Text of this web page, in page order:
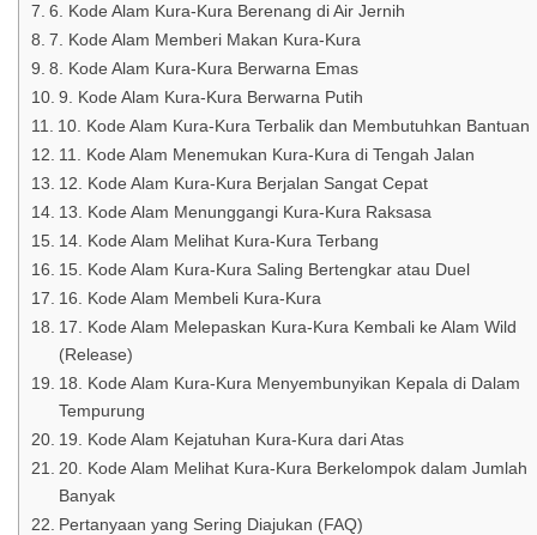
6. Kode Alam Kura-Kura Berenang di Air Jernih
7. Kode Alam Memberi Makan Kura-Kura
8. Kode Alam Kura-Kura Berwarna Emas
9. Kode Alam Kura-Kura Berwarna Putih
10. Kode Alam Kura-Kura Terbalik dan Membutuhkan Bantuan
11. Kode Alam Menemukan Kura-Kura di Tengah Jalan
12. Kode Alam Kura-Kura Berjalan Sangat Cepat
13. Kode Alam Menunggangi Kura-Kura Raksasa
14. Kode Alam Melihat Kura-Kura Terbang
15. Kode Alam Kura-Kura Saling Bertengkar atau Duel
16. Kode Alam Membeli Kura-Kura
17. Kode Alam Melepaskan Kura-Kura Kembali ke Alam Wild
(Release)
18. Kode Alam Kura-Kura Menyembunyikan Kepala di Dalam
Tempurung
19. Kode Alam Kejatuhan Kura-Kura dari Atas
20. Kode Alam Melihat Kura-Kura Berkelompok dalam Jumlah
Banyak
Pertanyaan yang Sering Diajukan (FAQ)